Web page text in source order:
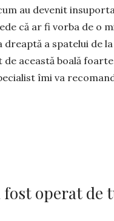
au devenit
că ar fi vorba de o
a spatelui de
de această boală
îmi va
operat de